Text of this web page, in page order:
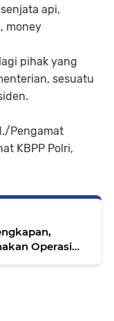
api,
money
pihak yang
sesuatu
Pengamat
KBPP Polri,
Operasi